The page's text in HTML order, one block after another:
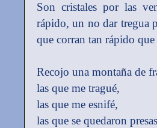
Son cristales por las
rápido, un no dar tregua
que corran tan rápido
Recojo una montaña de
las que me tragué,
las que me esnifé,
las que se quedaron